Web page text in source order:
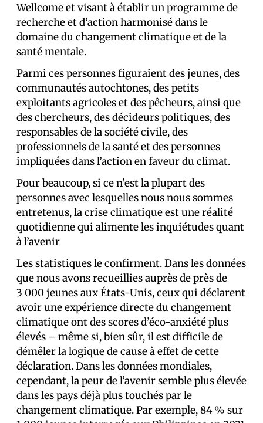
Wellcome et visant à établir un programme de
recherche et d’action harmonisé dans le
domaine du changement climatique et de la
santé mentale.
Parmi ces personnes figuraient des jeunes, des
communautés autochtones, des petits
exploitants agricoles et des pêcheurs, ainsi que
des chercheurs, des décideurs politiques, des
responsables de la société civile, des
professionnels de la santé et des personnes
impliquées dans l’action en faveur du climat.
Pour beaucoup, si ce n’est la plupart des
personnes avec lesquelles nous nous sommes
entretenus, la crise climatique est une réalité
quotidienne qui alimente les inquiétudes quant
à l’avenir
Les statistiques le confirment. Dans les données
que nous avons recueillies auprès de près de
3 000 jeunes aux États-Unis, ceux qui déclarent
avoir une expérience directe du changement
climatique ont des scores d’éco-anxiété plus
élevés – même si, bien sûr, il est difficile de
démêler la logique de cause à effet de cette
déclaration. Dans les données mondiales,
cependant, la peur de l’avenir semble plus élevée
dans les pays déjà plus touchés par le
changement climatique. Par exemple, 84 % sur